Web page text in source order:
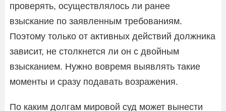
проверять, осуществлялось ли ранее
взыскание по заявленным требованиям.
Поэтому только от активных действий должника
зависит, не столкнется ли он с двойным
взысканием. Нужно вовремя выявлять такие
моменты и сразу подавать возражения.
По каким долгам мировой суд может вынести